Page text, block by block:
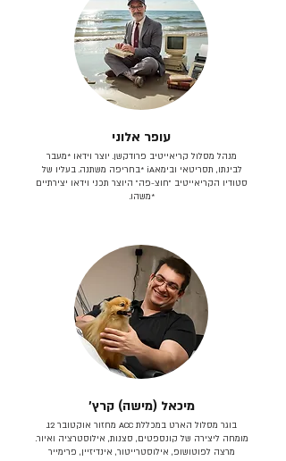
עופר אלוני
מנהל מסלול קריאייטיב פרודקשן. יוצר וידאו *מעבר
לבינתו, תסריטאי וב​ימאiA‎ *בחריפה משתנה. בעליו של
סטודיו הקריאייטיב ״חוצ-פה״ היוצר תכני וידאו יצירתיים
*משהו.
מיכאל (מישה) קרץ׳
בוגר מסלול הארט במכללת ACC מחזור אוקטובר 12.
מומחה ליצירה של קונספטים, סצנות, אילוסטרציה ואיור.
מרצה לפוטושופ, אילוסטרייטור, אינדיזיין, פרימייר